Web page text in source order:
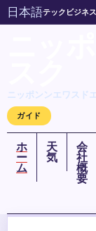
日本語テック ビジネス
ニッポンンエワスド
ガイド
ホ
ー
ム
天
気
会
社
概
要